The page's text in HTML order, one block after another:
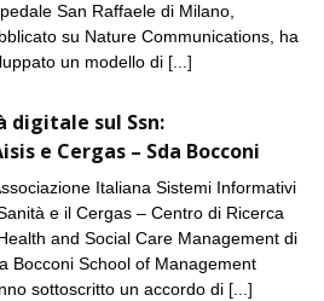
San Raffaele di Milano,
su Nature Communications, ha
un modello di [...]
sul Ssn:
e Cergas – Sda Bocconi
Italiana Sistemi Informativi
e il Cergas – Centro di Ricerca
and Social Care Management di
Bocconi School of Management
sottoscritto un accordo di [...]